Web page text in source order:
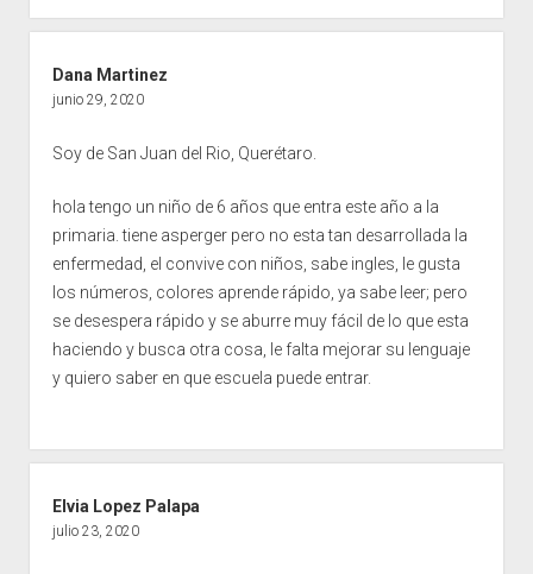
Dana Martinez
junio 29, 2020
Soy de San Juan del Rio, Querétaro.
hola tengo un niño de 6 años que entra este año a la
primaria. tiene asperger pero no esta tan desarrollada la
enfermedad, el convive con niños, sabe ingles, le gusta
los números, colores aprende rápido, ya sabe leer; pero
se desespera rápido y se aburre muy fácil de lo que esta
haciendo y busca otra cosa, le falta mejorar su lenguaje
y quiero saber en que escuela puede entrar.
Elvia Lopez Palapa
julio 23, 2020